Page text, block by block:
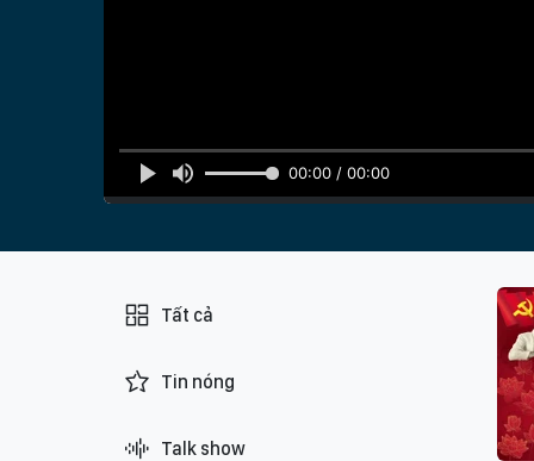
00:00 / 00:00
Tất cả
Tin nóng
Talk show